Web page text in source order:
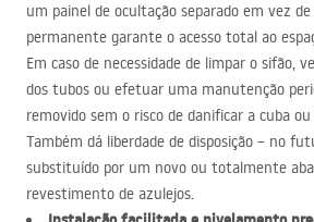
um painel de ocultação separado em vez
permanente garante o acesso total ao
Em caso de necessidade de limpar o sifão,
dos tubos ou efetuar uma manutenção
removido sem o risco de danificar a cuba
Também dá liberdade de disposição – no
substituído por um novo ou totalmente
revestimento de azulejos.